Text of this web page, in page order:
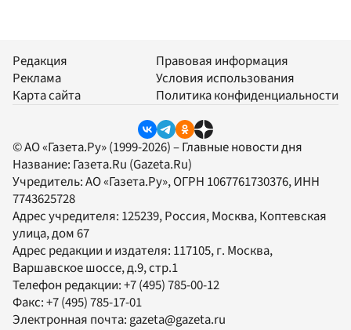
Редакция
Реклама
Карта сайта
Правовая информация
Условия использования
Политика конфиденциальности
© АО «Газета.Ру» (1999-2026) – Главные новости дня
Название: Газета.Ru (Gazeta.Ru)
Учредитель:АО «Газета.Ру», ОГРН 1067761730376, ИНН
7743625728
Адрес учредителя: 125239, Россия, Москва, Коптевская
улица, дом 67
Адрес редакции и издателя: 117105, г. Москва,
Варшавское шоссе, д.9, стр.1
Телефон редакции:+7 (495) 785-00-12
Факс:+7 (495) 785-17-01
Электронная почта: gazeta@gazeta.ru